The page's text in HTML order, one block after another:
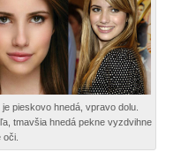
pieskovo hnedá, vpravo dolu.
tmavšia hnedá pekne vyzdvihne
oči.